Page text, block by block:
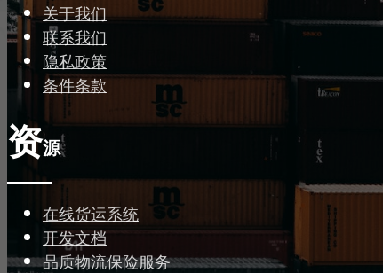
关于我们
联系我们
隐私政策
条件条款
资源
在线货运系统
开发文档
品质物流保险服务